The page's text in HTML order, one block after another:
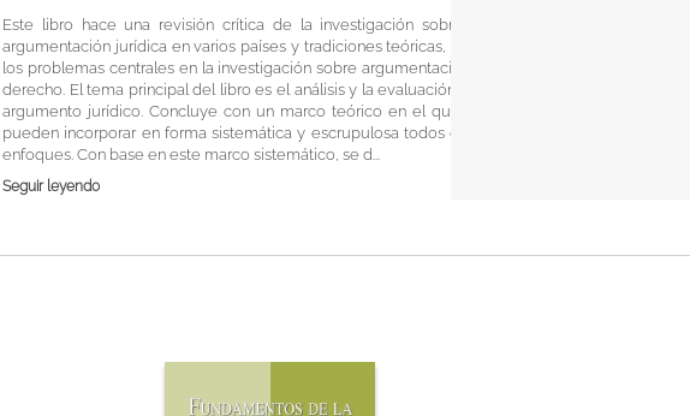
Este libro hace una revisión crítica de la investigación sobre la
argumentación jurídica en varios países y tradiciones teóricas, y de
los problemas centrales en la investigación sobre argumentación y
derecho. El tema principal del libro es el análisis y la evaluación del
argumento jurídico. Concluye con un marco teórico en el que se
pueden incorporar en forma sistemática y escrupulosa todos esos
enfoques. Con base en este marco sistemático, se d...
Seguir leyendo